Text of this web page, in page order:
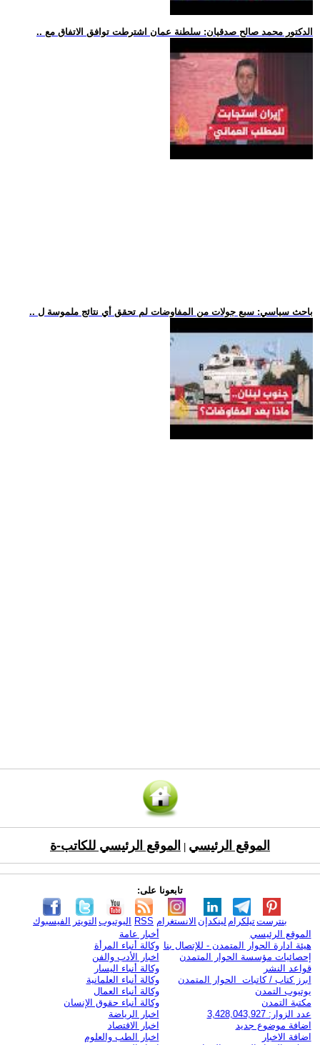
.. الدكتور محمد صالح صدقيان: سلطنة عمان اشترطت توافق الاتفاق مع
.. باحث سياسي: سبع جولات من المفاوضات لم تحقق أي نتائج ملموسة ل
الموقع الرئيسي الموقع الرئيسي للكاتب-ة
تابعونا على:
الفيسبوك التويتر اليوتيوب RSS الانستغرام لينكدإن تيلكرامبنترست
الموقع الرئيسي
هيئة ادارة الحوار المتمدن - للإتصال بنا
إحصائيات مؤسسة الحوار المتمدن
قواعد النشر
ابرز كتاب / كاتبات الحوار المتمدن
يوتيوب التمدن
مكتبة التمدن
عدد الزوار: 3,428,043,927
اضافة موضوع جديد
اضافة الاخبار
أخبار عامة
وكالة أنباء المرأة
اخبار الأدب والفن
وكالة أنباء اليسار
وكالة أنباء العلمانية
وكالة أنباء العمال
وكالة أنباء حقوق الإنسان
اخبار الرياضة
اخبار الاقتصاد
اخبار الطب والعلوم